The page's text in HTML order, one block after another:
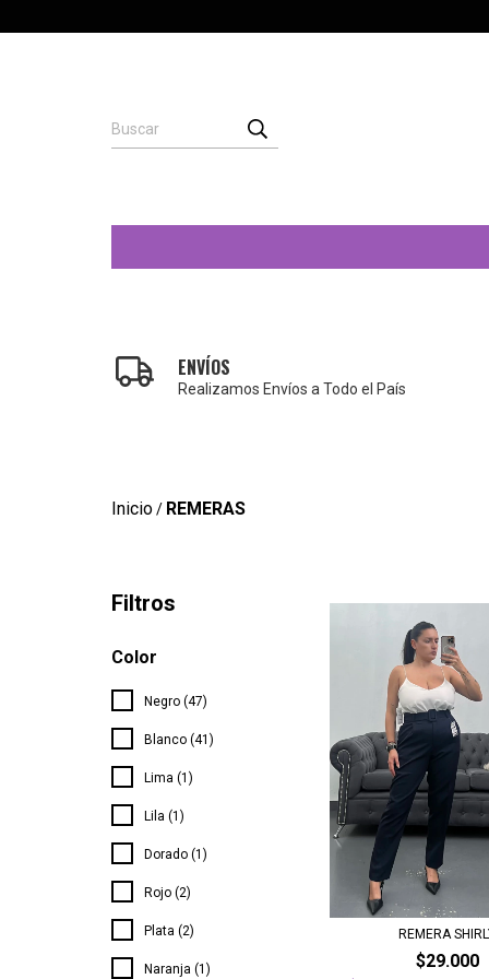
ENVÍOS
Realizamos Envíos a Todo el País
Inicio/ REMERAS
Filtros
Color
Negro (47)
Blanco (41)
Lima (1)
Lila (1)
Dorado (1)
Rojo (2)
Plata (2)
Naranja (1)
REMERA
$29.000